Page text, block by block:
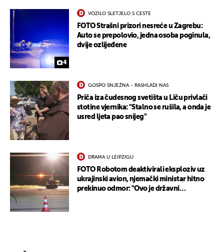
4
VOZILO SLETJELO S CESTE
FOTO Strašni prizori nesreće u Zagrebu:
Auto se prepolovio, jedna osoba poginula,
dvije ozlijeđene
GOSPO SNJEŽNA - RASHLADI NAS
Priča iza čudesnog svetišta u Liču privlači
stotine vjernika: "Stalno se rušila, a onda je
usred ljeta pao snijeg"
DRAMA U LEIPZIGU
FOTO Robotom deaktivirali eksploziv uz
ukrajinski avion, njemački ministar hitno
prekinuo odmor: "Ovo je državni
UKLJUČITE NOTIFIKACIJE